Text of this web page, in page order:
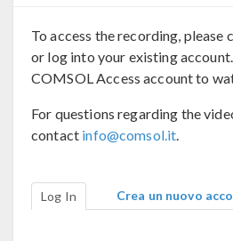
To access the recording, please
or log into your existing
COMSOL Access account to
For questions regarding the
contact info@comsol.it.
Log In Crea un nuovo